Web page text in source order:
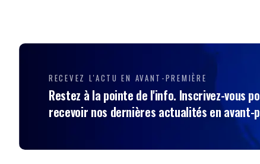
RECEVEZ L'ACTU EN AVANT-PREMIÈRE
Restez à la pointe de l'info. Inscrivez-vous
recevoir nos dernières actualités en avant-